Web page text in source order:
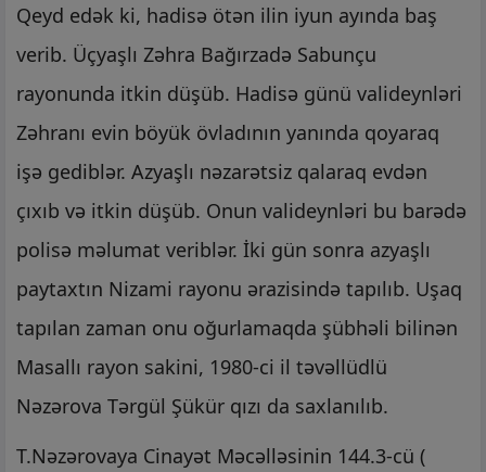
Qeyd edək ki, hadisə ötən ilin iyun ayında baş
verib. Üçyaşlı Zəhra Bağırzadə Sabunçu
rayonunda itkin düşüb. Hadisə günü valideynləri
Zəhranı evin böyük övladının yanında qoyaraq
işə gediblər. Azyaşlı nəzarətsiz qalaraq evdən
çıxıb və itkin düşüb. Onun valideynləri bu barədə
polisə məlumat veriblər. İki gün sonra azyaşlı
paytaxtın Nizami rayonu ərazisində tapılıb. Uşaq
tapılan zaman onu oğurlamaqda şübhəli bilinən
Masallı rayon sakini, 1980-ci il təvəllüdlü
Nəzərova Tərgül Şükür qızı da saxlanılıb.
T.Nəzərovaya Cinayət Məcəlləsinin 144.3-cü (